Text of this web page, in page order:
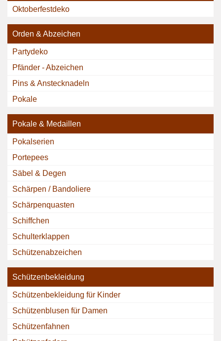
Oktoberfestdeko
Orden & Abzeichen
Partydeko
Pfänder - Abzeichen
Pins & Anstecknadeln
Pokale
Pokale & Medaillen
Pokalserien
Portepees
Säbel & Degen
Schärpen / Bandoliere
Schärpenquasten
Schiffchen
Schulterklappen
Schützenabzeichen
Schützenbekleidung
Schützenbekleidung für Kinder
Schützenblusen für Damen
Schützenfahnen